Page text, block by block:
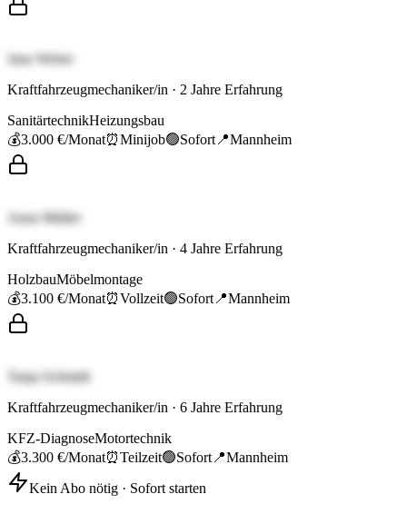
Jana Weber
Kraftfahrzeugmechaniker/in · 2 Jahre Erfahrung
SanitärtechnikHeizungsbau
💰3.000 €/Monat⏰Minijob🟢Sofort 📍Mannheim
Anna Müller
Kraftfahrzeugmechaniker/in · 4 Jahre Erfahrung
HolzbauMöbelmontage
💰3.100 €/Monat⏰Vollzeit🟢Sofort 📍Mannheim
Tanja Schmidt
Kraftfahrzeugmechaniker/in · 6 Jahre Erfahrung
KFZ-DiagnoseMotortechnik
💰3.300 €/Monat⏰Teilzeit🟢Sofort 📍Mannheim
Kein Abo nötig · Sofort starten